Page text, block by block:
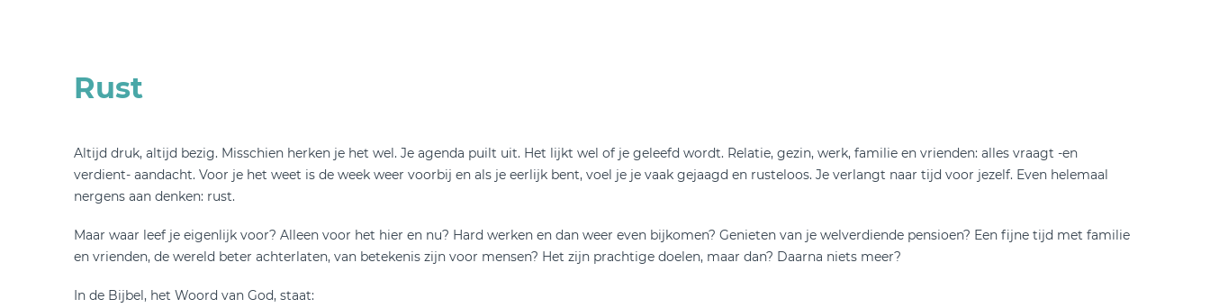
Rust
Altijd druk, altijd bezig. Misschien herken je het wel. Je agenda puilt uit. Het lijkt wel of je geleefd wordt. Relatie, gezin, werk, familie en vrienden: alles vraagt -en
verdient- aandacht. Voor je het weet is de week weer voorbij en als je eerlijk bent, voel je je vaak gejaagd en rusteloos. Je verlangt naar tijd voor jezelf. Even helemaal
nergens aan denken: rust.
Maar waar leef je eigenlijk voor? Alleen voor het hier en nu? Hard werken en dan weer even bijkomen? Genieten van je welverdiende pensioen? Een fijne tijd met familie
en vrienden, de wereld beter achterlaten, van betekenis zijn voor mensen? Het zijn prachtige doelen, maar dan? Daarna niets meer?
In de Bijbel, het Woord van God, staat: